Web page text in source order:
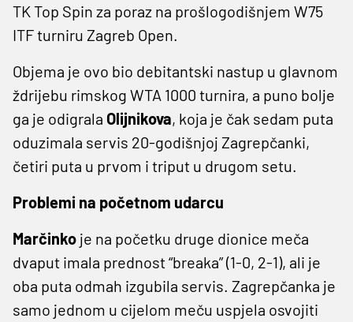
TK Top Spin za poraz na prošlogodišnjem W75
ITF turniru Zagreb Open.
Objema je ovo bio debitantski nastup u glavnom
ždrijebu rimskog WTA 1000 turnira, a puno bolje
ga je odigrala Olijnikova, koja je čak sedam puta
oduzimala servis 20-godišnjoj Zagrepčanki,
četiri puta u prvom i triput u drugom setu.
Problemi na početnom udarcu
Marčinko je na početku druge dionice meča
dvaput imala prednost “breaka” (1-0, 2-1), ali je
oba puta odmah izgubila servis. Zagrepčanka je
samo jednom u cijelom meču uspjela osvojiti